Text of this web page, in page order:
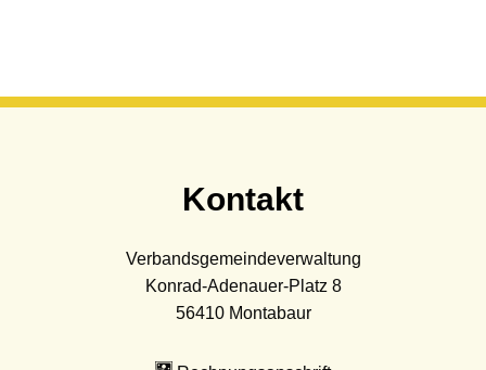
Kontakt
Verbandsgemeindeverwaltung
Konrad-Adenauer-Platz 8
56410 Montabaur